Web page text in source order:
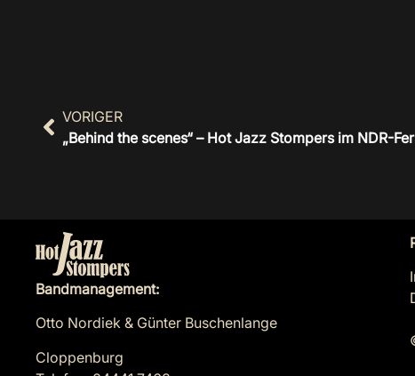
VORIGER
„Behind the scenes“ – Hot Jazz Stompers im NDR-
Bandmanagement:
Otto Nordiek & Günter Buschenlange
Cloppenburg